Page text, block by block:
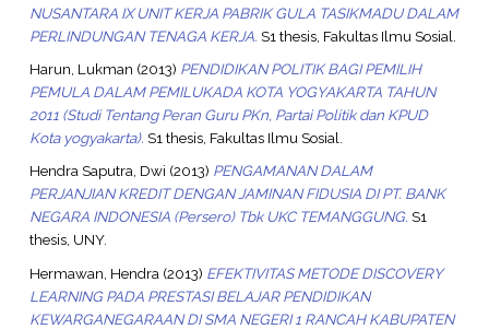
NUSANTARA IX UNIT KERJA PABRIK GULA TASIKMADU DALAM
PERLINDUNGAN TENAGA KERJA. S1 thesis, Fakultas Ilmu Sosial.
Harun, Lukman (2013) PENDIDIKAN POLITIK BAGI PEMILIH
PEMULA DALAM PEMILUKADA KOTA YOGYAKARTA TAHUN
2011 (Studi Tentang Peran Guru PKn, Partai Politik dan KPUD
Kota yogyakarta). S1 thesis, Fakultas Ilmu Sosial.
Hendra Saputra, Dwi (2013) PENGAMANAN DALAM
PERJANJIAN KREDIT DENGAN JAMINAN FIDUSIA DI PT. BANK
NEGARA INDONESIA (Persero) Tbk UKC TEMANGGUNG. S1
thesis, UNY.
Hermawan, Hendra (2013) EFEKTIVITAS METODE DISCOVERY
LEARNING PADA PRESTASI BELAJAR PENDIDIKAN
KEWARGANEGARAAN DI SMA NEGERI 1 RANCAH KABUPATEN